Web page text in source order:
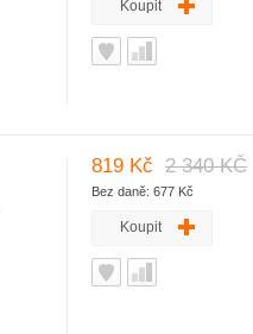
Koupit
819 Kč 2 340 KČ
Bez daně: 677 Kč
Koupit